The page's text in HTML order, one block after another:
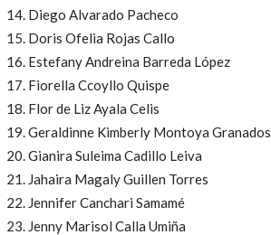
Diego Alvarado Pacheco
Doris Ofelia Rojas Callo
Estefany Andreina Barreda López
Fiorella Ccoyllo Quispe
Flor de Liz Ayala Celis
Geraldinne Kimberly Montoya Granados
Gianira Suleima Cadillo Leiva
Jahaira Magaly Guillen Torres
Jennifer Canchari Samamé
Jenny Marisol Calla Umiña